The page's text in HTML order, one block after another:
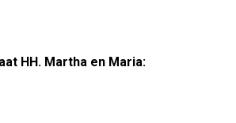
HH. Martha en Maria: